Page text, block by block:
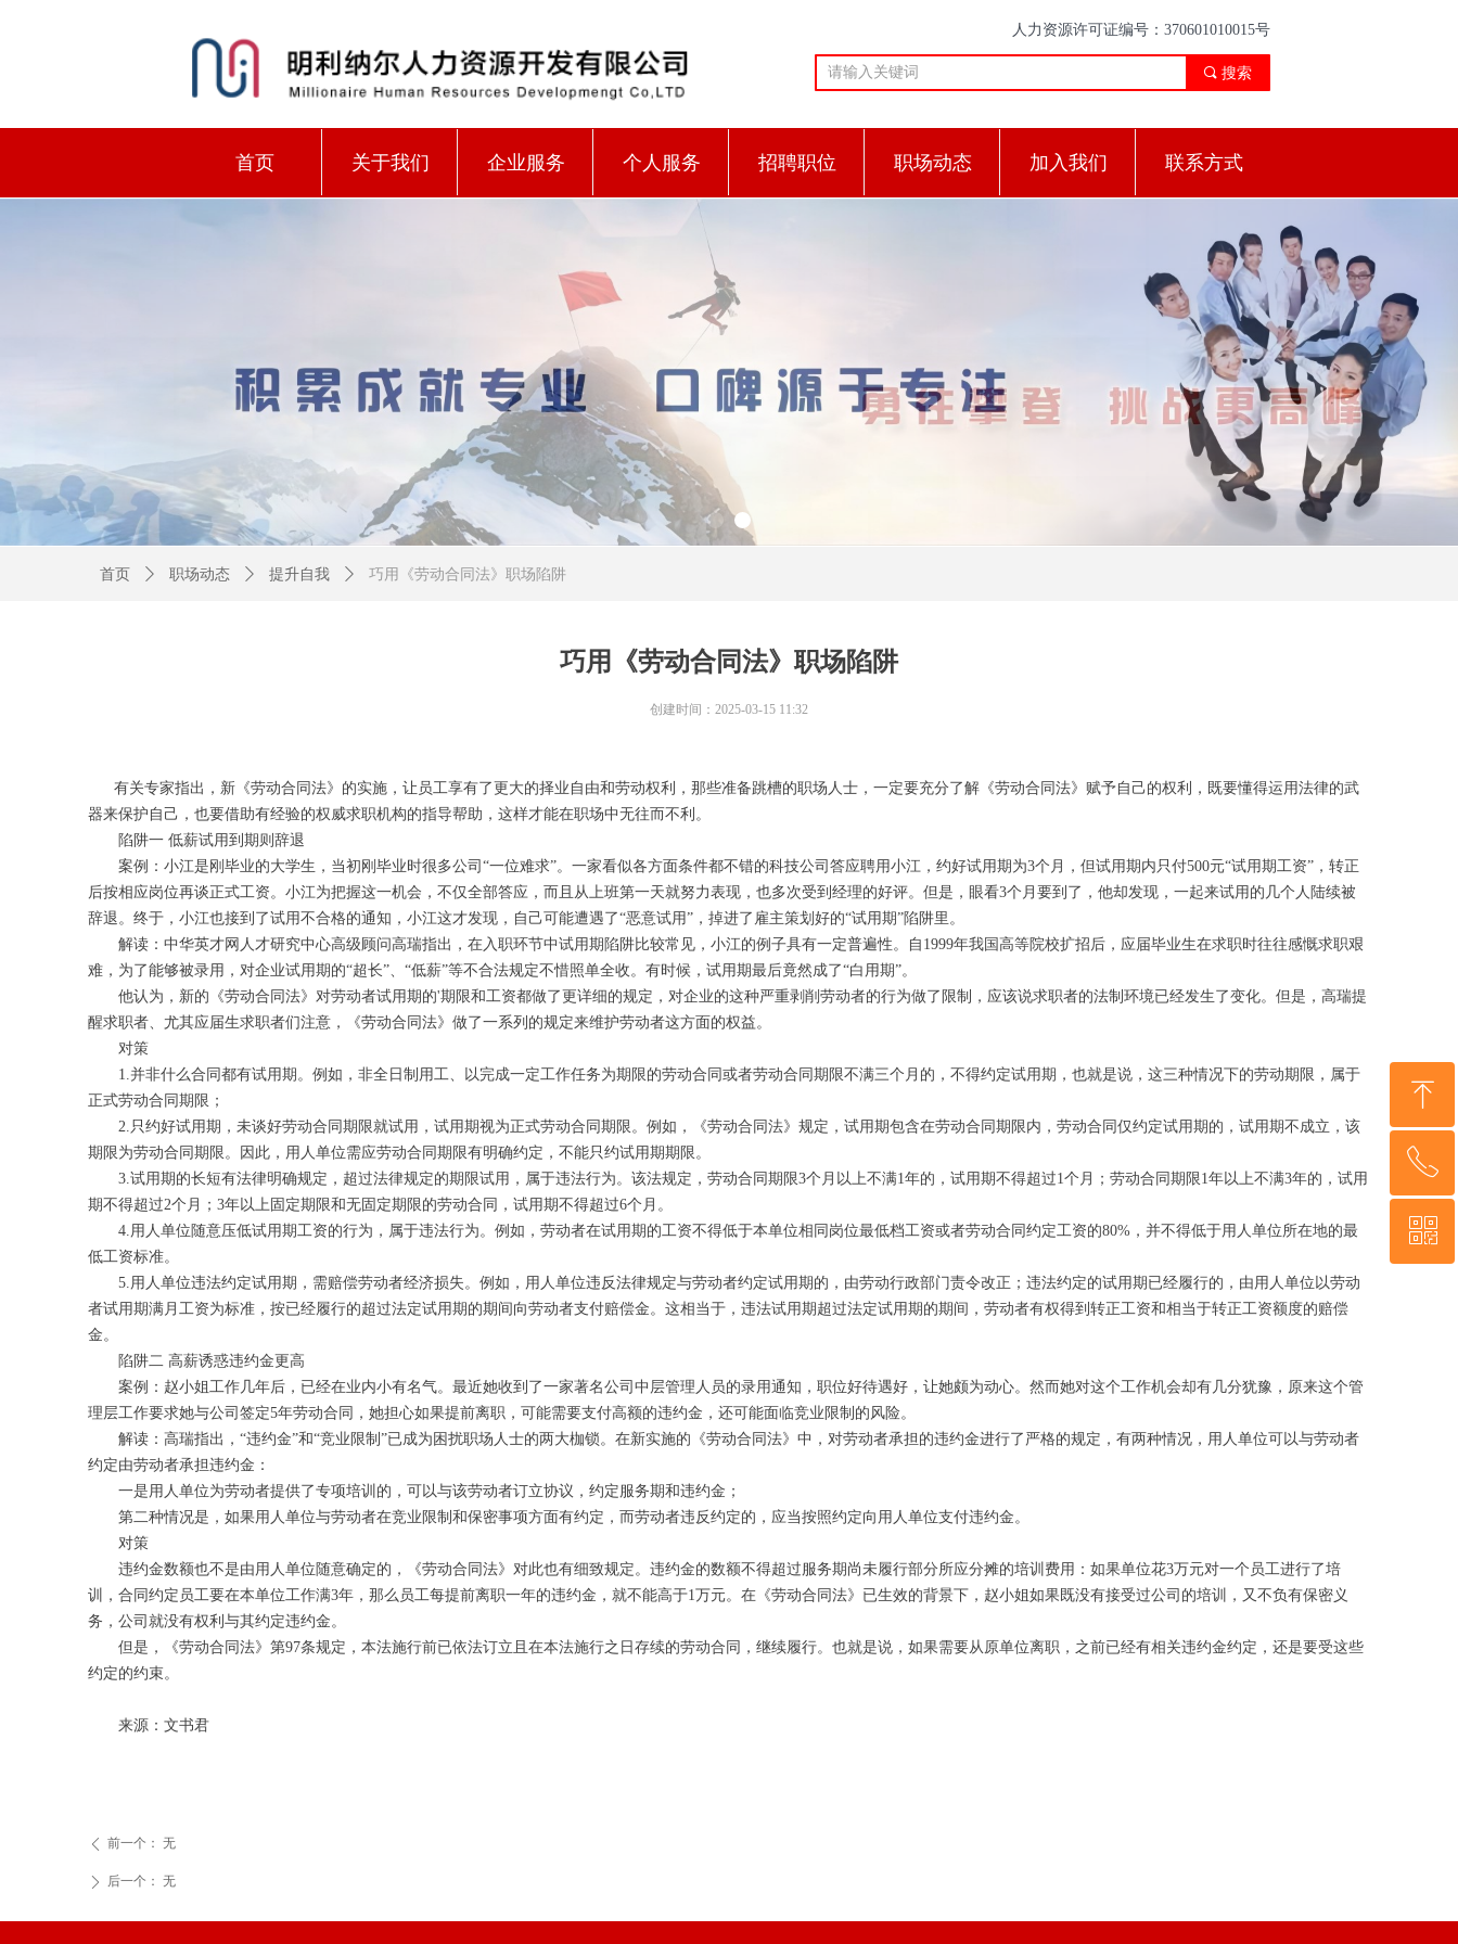
首页 关于我们 企业服务 个人服务 招聘职位 职场动态 加入我们 联系方式
끠 搜索
人力资源许可证编号：370601010015号
首页 ꄲ 职场动态 ꄲ 提升自我 ꄲ 巧用《劳动合同法》职场陷阱
巧用《劳动合同法》职场陷阱
有关专家指出，新《劳动合同法》的实施，让员工享有了更大的择业自由和劳动权利，那些准备跳槽的职场人士，一定要充分了解《劳动合同法》赋予自己的权利，既要懂得运用法律的武
器来保护自己，也要借助有经验的权威求职机构的指导帮助，这样才能在职场中无往而不利。
陷阱一 低薪试用到期则辞退
案例：小江是刚毕业的大学生，当初刚毕业时很多公司“一位难求”。一家看似各方面条件都不错的科技公司答应聘用小江，约好试用期为3个月，但试用期内只付500元“试用期工资”，转正
后按相应岗位再谈正式工资。小江为把握这一机会，不仅全部答应，而且从上班第一天就努力表现，也多次受到经理的好评。但是，眼看3个月要到了，他却发现，一起来试用的几个人陆续被
辞退。终于，小江也接到了试用不合格的通知，小江这才发现，自己可能遭遇了“恶意试用”，掉进了雇主策划好的“试用期”陷阱里。
解读：中华英才网人才研究中心高级顾问高瑞指出，在入职环节中试用期陷阱比较常见，小江的例子具有一定普遍性。自1999年我国高等院校扩招后，应届毕业生在求职时往往感慨求职艰
难，为了能够被录用，对企业试用期的“超长”、“低薪”等不合法规定不惜照单全收。有时候，试用期最后竟然成了“白用期”。
他认为，新的《劳动合同法》对劳动者试用期的'期限和工资都做了更详细的规定，对企业的这种严重剥削劳动者的行为做了限制，应该说求职者的法制环境已经发生了变化。但是，高瑞提
醒求职者、尤其应届生求职者们注意，《劳动合同法》做了一系列的规定来维护劳动者这方面的权益。
对策
1.并非什么合同都有试用期。例如，非全日制用工、以完成一定工作任务为期限的劳动合同或者劳动合同期限不满三个月的，不得约定试用期，也就是说，这三种情况下的劳动期限，属于
正式劳动合同期限；
2.只约好试用期，未谈好劳动合同期限就试用，试用期视为正式劳动合同期限。例如，《劳动合同法》规定，试用期包含在劳动合同期限内，劳动合同仅约定试用期的，试用期不成立，该
期限为劳动合同期限。因此，用人单位需应劳动合同期限有明确约定，不能只约试用期期限。
3.试用期的长短有法律明确规定，超过法律规定的期限试用，属于违法行为。该法规定，劳动合同期限3个月以上不满1年的，试用期不得超过1个月；劳动合同期限1年以上不满3年的，试用
期不得超过2个月；3年以上固定期限和无固定期限的劳动合同，试用期不得超过6个月。
4.用人单位随意压低试用期工资的行为，属于违法行为。例如，劳动者在试用期的工资不得低于本单位相同岗位最低档工资或者劳动合同约定工资的80%，并不得低于用人单位所在地的最
低工资标准。
5.用人单位违法约定试用期，需赔偿劳动者经济损失。例如，用人单位违反法律规定与劳动者约定试用期的，由劳动行政部门责令改正；违法约定的试用期已经履行的，由用人单位以劳动
者试用期满月工资为标准，按已经履行的超过法定试用期的期间向劳动者支付赔偿金。这相当于，违法试用期超过法定试用期的期间，劳动者有权得到转正工资和相当于转正工资额度的赔偿
金。
陷阱二 高薪诱惑违约金更高
案例：赵小姐工作几年后，已经在业内小有名气。最近她收到了一家著名公司中层管理人员的录用通知，职位好待遇好，让她颇为动心。然而她对这个工作机会却有几分犹豫，原来这个管
理层工作要求她与公司签定5年劳动合同，她担心如果提前离职，可能需要支付高额的违约金，还可能面临竞业限制的风险。
解读：高瑞指出，“违约金”和“竞业限制”已成为困扰职场人士的两大枷锁。在新实施的《劳动合同法》中，对劳动者承担的违约金进行了严格的规定，有两种情况，用人单位可以与劳动者
约定由劳动者承担违约金：
一是用人单位为劳动者提供了专项培训的，可以与该劳动者订立协议，约定服务期和违约金；
第二种情况是，如果用人单位与劳动者在竞业限制和保密事项方面有约定，而劳动者违反约定的，应当按照约定向用人单位支付违约金。
对策
违约金数额也不是由用人单位随意确定的，《劳动合同法》对此也有细致规定。违约金的数额不得超过服务期尚未履行部分所应分摊的培训费用：如果单位花3万元对一个员工进行了培
训，合同约定员工要在本单位工作满3年，那么员工每提前离职一年的违约金，就不能高于1万元。在《劳动合同法》已生效的背景下，赵小姐如果既没有接受过公司的培训，又不负有保密义
务，公司就没有权利与其约定违约金。
但是，《劳动合同法》第97条规定，本法施行前已依法订立且在本法施行之日存续的劳动合同，继续履行。也就是说，如果需要从原单位离职，之前已经有相关违约金约定，还是要受这些
约定的约束。
来源：文书君
ꄴ 前一个： 无
ꄲ 后一个： 无
创建时间： 2025-03-15 11:32
ꁸ
回到顶部
ꂅ
18953529205
ꀥ